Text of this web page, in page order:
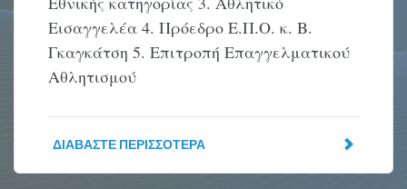
Εισαγγελέα 4. Πρόεδρο Ε.Π.Ο. κ. Β.
Γκαγκάτση 5. Επιτροπή Επαγγελματικού
Αθλητισμού
ΔΙΑΒΆΣΤΕ ΠΕΡΙΣΣΌΤΕΡΑ